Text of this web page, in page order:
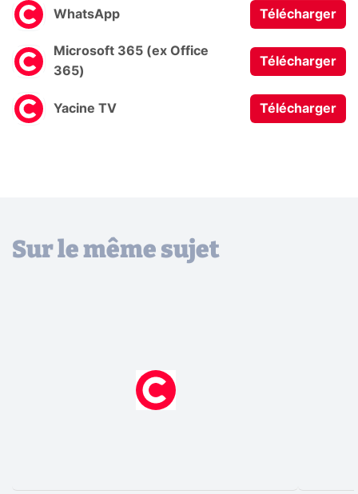
WhatsApp Télécharger
Microsoft 365 (ex Office
365)
Télécharger
Yacine TV Télécharger
Sur le même sujet